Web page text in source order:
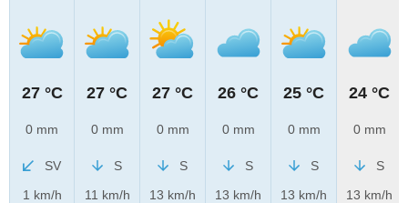
27 °C
0 mm
SV
1 km/h
27 °C
0 mm
S
11 km/h
27 °C
0 mm
S
13 km/h
26 °C
0 mm
S
13 km/h
25 °C
0 mm
S
13 km/h
24 °C
0 mm
S
13 km/h